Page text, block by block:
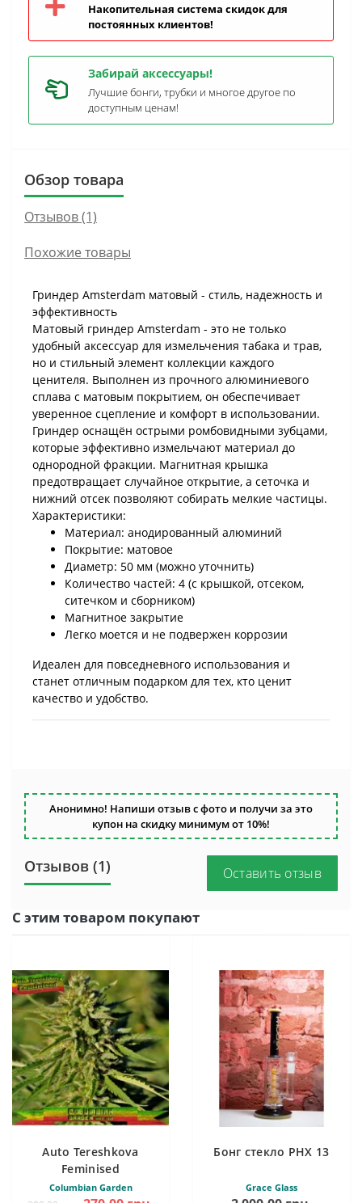
Накопительная система скидок для
постоянных клиентов!
Забирай аксессуары!
Лучшие бонги, трубки и многое другое по
доступным ценам!
Обзор товара
Отзывов (1)
Похожие товары
Гриндер Amsterdam матовый - стиль, надежность и
эффективность
Матовый гриндер Amsterdam - это не только
удобный аксессуар для измельчения табака и трав,
но и стильный элемент коллекции каждого
ценителя. Выполнен из прочного алюминиевого
сплава с матовым покрытием, он обеспечивает
уверенное сцепление и комфорт в использовании.
Гриндер оснащён острыми ромбовидными зубцами,
которые эффективно измельчают материал до
однородной фракции. Магнитная крышка
предотвращает случайное открытие, а сеточка и
нижний отсек позволяют собирать мелкие частицы.
Характеристики:
Материал: анодированный алюминий
Покрытие: матовое
Диаметр: 50 мм (можно уточнить)
Количество частей: 4 (с крышкой, отсеком,
ситечком и сборником)
Магнитное закрытие
Легко моется и не подвержен коррозии
Идеален для повседневного использования и
станет отличным подарком для тех, кто ценит
качество и удобство.
Анонимно! Напиши отзыв с фото и получи за это
купон на скидку минимум от 10%!
Отзывов (1) Оставить отзыв
С этим товаром покупают
Auto Tereshkova
Feminised
Columbian Garden
Бонг стекло PHX 13
Grace Glass